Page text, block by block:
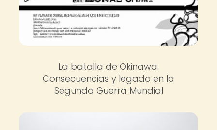
La batalla de Okinawa:
Consecuencias y legado en la
Segunda Guerra Mundial